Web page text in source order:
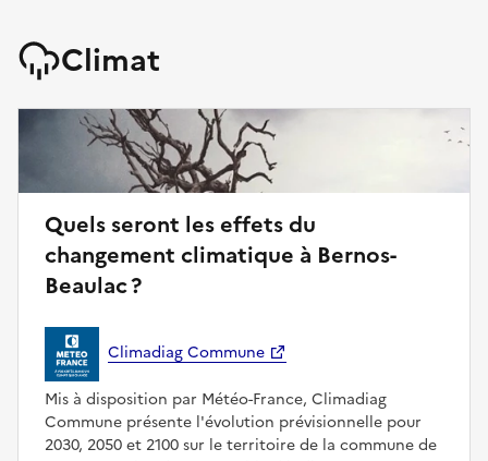
Climat
Quels seront les effets du
changement climatique à Bernos-
Beaulac ?
Climadiag Commune
Mis à disposition par Météo-France, Climadiag
Commune présente l'évolution prévisionnelle pour
2030, 2050 et 2100 sur le territoire de la commune de